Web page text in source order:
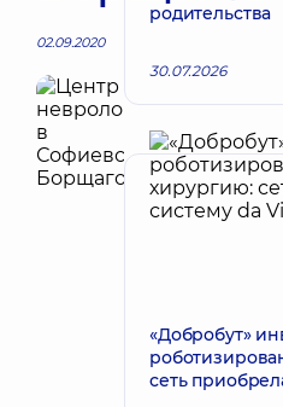
02.09.2020
родительства
30.07.2026
«Добробут»
сеть